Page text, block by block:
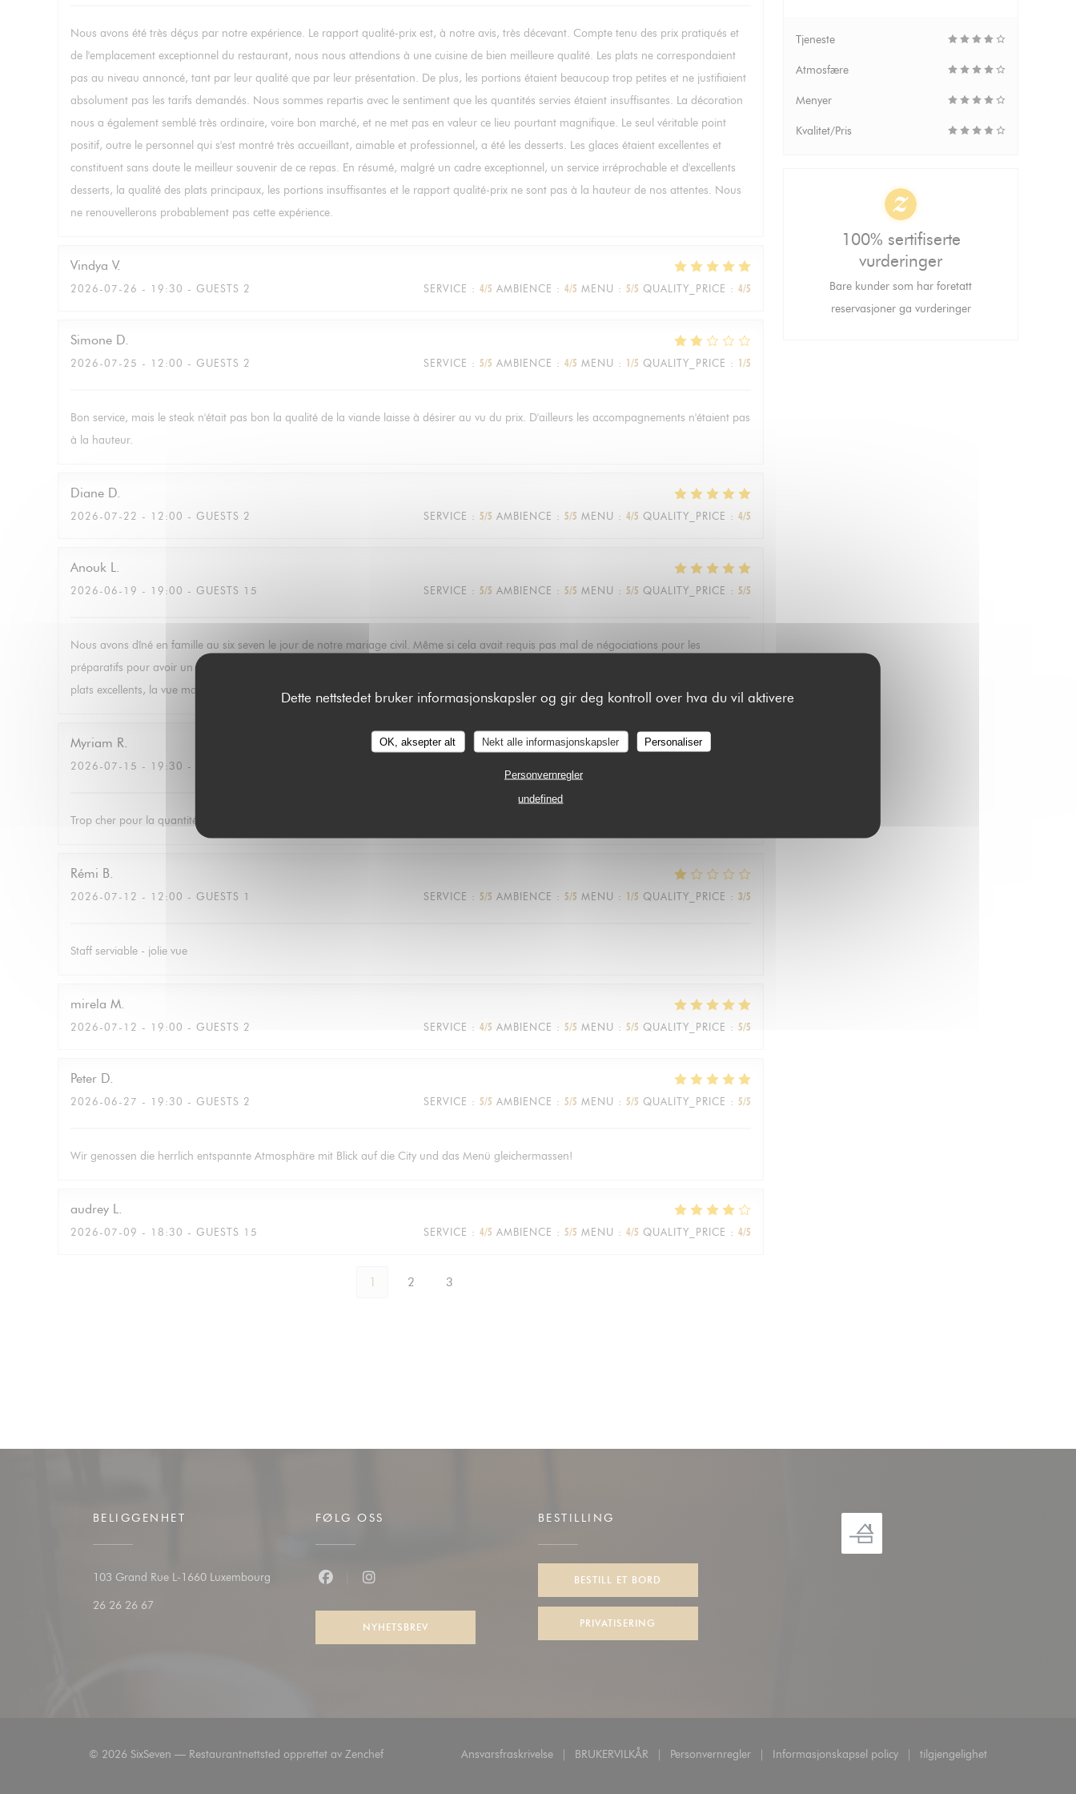
Dette nettstedet bruker informasjonskapsler og gir deg kontroll over hva du vil aktivere
OK, aksepter alt Nekt alle informasjonskapsler Personaliser
Personvernregler
undefined
Nous avons été très déçus par notre expérience. Le rapport qualité-prix est, à notre avis, très décevant. Compte tenu des prix pratiqués et
de l'emplacement exceptionnel du restaurant, nous nous attendions à une cuisine de bien meilleure qualité. Les plats ne correspondaient
pas au niveau annoncé, tant par leur qualité que par leur présentation. De plus, les portions étaient beaucoup trop petites et ne justifiaient
absolument pas les tarifs demandés. Nous sommes repartis avec le sentiment que les quantités servies étaient insuffisantes. La décoration
nous a également semblé très ordinaire, voire bon marché, et ne met pas en valeur ce lieu pourtant magnifique. Le seul véritable point
positif, outre le personnel qui s'est montré très accueillant, aimable et professionnel, a été les desserts. Les glaces étaient excellentes et
constituent sans doute le meilleur souvenir de ce repas. En résumé, malgré un cadre exceptionnel, un service irréprochable et d'excellents
desserts, la qualité des plats principaux, les portions insuffisantes et le rapport qualité-prix ne sont pas à la hauteur de nos attentes. Nous
ne renouvellerons probablement pas cette expérience.
Vindya V
2026-07-26 - 19:30 - GUESTS 2 SERVICE : 4/5 AMBIENCE : 4/5 MENU : 5/5 QUALITY_PRICE : 4/5
Simone D
2026-07-25 - 12:00 - GUESTS 2 SERVICE : 5/5 AMBIENCE : 4/5 MENU : 1/5 QUALITY_PRICE : 1/5
Bon service, mais le steak n'était pas bon la qualité de la viande laisse à désirer au vu du prix. D'ailleurs les accompagnements n'étaient pas
à la hauteur.
Diane D
2026-07-22 - 12:00 - GUESTS 2 SERVICE : 5/5 AMBIENCE : 5/5 MENU : 4/5 QUALITY_PRICE : 4/5
Anouk L
2026-06-19 - 19:00 - GUESTS 15 SERVICE : 5/5 AMBIENCE : 5/5 MENU : 5/5 QUALITY_PRICE : 5/5
Nous avons dîné en famille au six seven le jour de notre mariage civil. Même si cela avait requis pas mal de négociations pour les
préparatifs pour avoir un menu le plus adapté à nos préférences, la soirée s’est déroulée à la perfection! Le service était impeccable, les
plats excellents, la vue magnifique. Nous étions très contents et tous les invités également! À recommander!
Myriam R
2026-07-15 - 19:30 - GUESTS 2
Trop cher pour la quantité
Rémi B
2026-07-12 - 12:00 - GUESTS 1 SERVICE : 5/5 AMBIENCE : 5/5 MENU : 1/5 QUALITY_PRICE : 3/5
Staff serviable - jolie vue
mirela M
2026-07-12 - 19:00 - GUESTS 2 SERVICE : 4/5 AMBIENCE : 5/5 MENU : 5/5 QUALITY_PRICE : 5/5
Peter D
2026-06-27 - 19:30 - GUESTS 2 SERVICE : 5/5 AMBIENCE : 5/5 MENU : 5/5 QUALITY_PRICE : 5/5
Wir genossen die herrlich entspannte Atmosphäre mit Blick auf die City und das Menü gleichermassen!
audrey L
2026-07-09 - 18:30 - GUESTS 15 SERVICE : 4/5 AMBIENCE : 5/5 MENU : 4/5 QUALITY_PRICE : 4/5
1 2 3
Tjeneste
Atmosfære
Menyer
Kvalitet/Pris
100% sertifiserte
vurderinger
Bare kunder som har foretatt
reservasjoner ga vurderinger
BELIGGENHET
103 Grand Rue L-1660 Luxembourg((åpner i et nytt vindu))
26 26 26 67
FØLG OSS
NYHETSBREV
BESTILLING
BESTILL ET BORD
PRIVATISERING
© 2026 SixSeven — Restaurantnettsted opprettet av Zenchef((åpner i et nytt vindu))Ansvarsfraskrivelse
((åpner i et nytt vindu))
BRUKERVILKÅR
((åpner i et nytt vindu))
Personvernregler
((åpner i et nytt vindu))
Informasjonskapsel policy
((åpner i et nytt vindu))
tilgjengelighet
((åpner i et nytt vindu))